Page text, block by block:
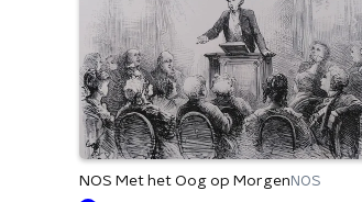
NOS Met het Oog op Morgen NOS